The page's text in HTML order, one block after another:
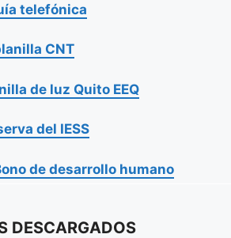
telefónica
CNT
de luz Quito EEQ
del IESS
de desarrollo humano
DESCARGADOS